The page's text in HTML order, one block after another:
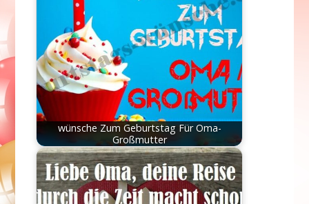
wünsche Zum Geburtstag Für Oma-
Großmutter